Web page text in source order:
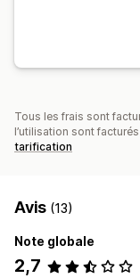
Tous les frais sont
l’utilisation sont
tarification
Avis (13)
Note globale
2,7